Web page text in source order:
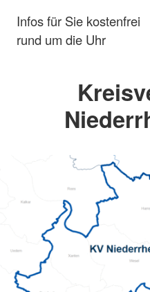
Infos für Sie kostenfrei
rund um die Uhr